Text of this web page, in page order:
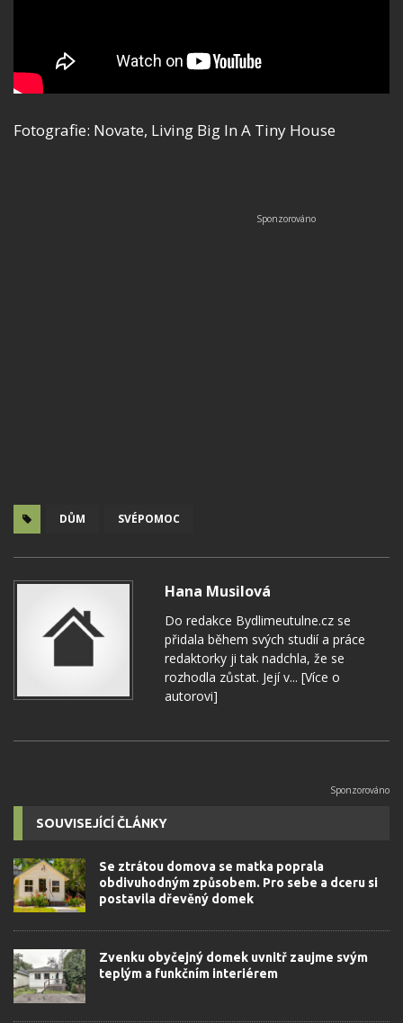
Fotografie: Novate, Living Big In A Tiny House
DŮM SVÉPOMOC
Hana Musilová
Do redakce Bydlimeutulne.cz se
přidala během svých studií a práce
redaktorky ji tak nadchla, že se
rozhodla zůstat. Její v... [Více o
autorovi]
SOUVISEJÍCÍ ČLÁNKY
Se ztrátou domova se matka poprala
obdivuhodným způsobem. Pro sebe a dceru si
postavila dřevěný domek
Zvenku obyčejný domek uvnitř zaujme svým
teplým a funkčním interiérem